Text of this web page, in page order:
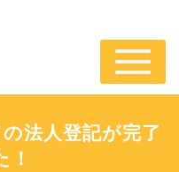
ナ
ビ
ゲ
シ
法人登記が完了
！